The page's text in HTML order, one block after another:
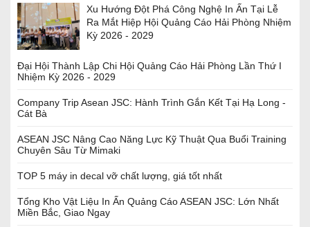
Xu Hướng Đột Phá Công Nghệ In Ấn Tại Lễ
Ra Mắt Hiệp Hội Quảng Cáo Hải Phòng Nhiệm
Kỳ 2026 - 2029
Đại Hội Thành Lập Chi Hội Quảng Cáo Hải Phòng Lần Thứ I
Nhiệm Kỳ 2026 - 2029
Company Trip Asean JSC: Hành Trình Gắn Kết Tại Hạ Long -
Cát Bà
ASEAN JSC Nâng Cao Năng Lực Kỹ Thuật Qua Buổi Training
Chuyên Sâu Từ Mimaki
TOP 5 máy in decal vỡ chất lượng, giá tốt nhất
Tổng Kho Vật Liệu In Ấn Quảng Cáo ASEAN JSC: Lớn Nhất
Miền Bắc, Giao Ngay